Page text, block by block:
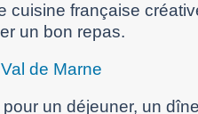
cuisine française
un bon repas.
de Marne
un déjeuner, un